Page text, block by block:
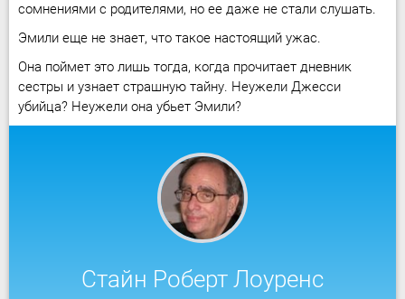
сомнениями с родителями, но ее даже не стали слушать.
Эмили еще не знает, что такое настоящий ужас.
Она поймет это лишь тогда, когда прочитает дневник
сестры и узнает страшную тайну. Неужели Джесси
убийца? Неужели она убьет Эмили?
Стайн Роберт Лоуренс